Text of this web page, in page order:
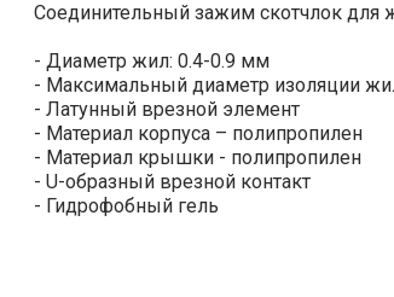
Соединительный зажим скотчлок
- Диаметр жил: 0.4-0.9 мм
- Максимальный диаметр изоляции
- Латунный врезной элемент
- Материал корпуса – полипропилен
- Материал крышки - полипропилен
- U-образный врезной контакт
- Гидрофобный гель